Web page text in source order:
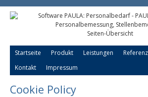
Seiten-Übersicht
Startseite Produkt Leistungen
Kontakt
Impressum
Cookie Policy